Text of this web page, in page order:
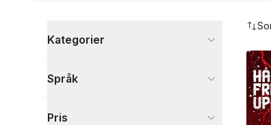
Kategorier
Språk
Pris